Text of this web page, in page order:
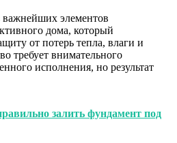
элементов
дома, который
от потерь тепла, влаги и
требует внимательного
исполнения, но результат
залить фундамент под